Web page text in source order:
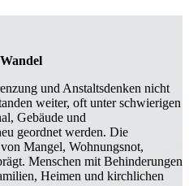
und Anstaltsdenken nicht
weiter, oft unter schwierigen
Gebäude und
geordnet werden. Die
Mangel, Wohnungsnot,
Menschen mit Behinderungen
Heimen und kirchlichen